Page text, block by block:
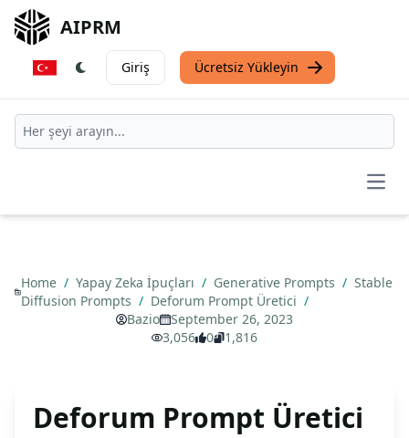
AIPRM
Giriş Ücretsiz Yükleyin
Home / Yapay Zeka İpuçları / Generative Prompts / Stable
Diffusion Prompts / Deforum Prompt Üretici /
Bazio
September 26, 2023
3,056
0 1,816
Deforum Prompt Üretici